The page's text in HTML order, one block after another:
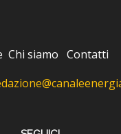
Chi siamo Contatti